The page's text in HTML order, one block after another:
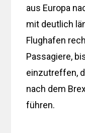
aus Europa
mit deutlich
Flughafen
Passagiere,
einzutreffen,
nach dem
führen.